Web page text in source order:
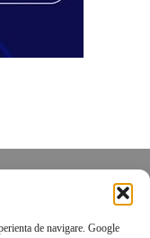
de navigare. Google